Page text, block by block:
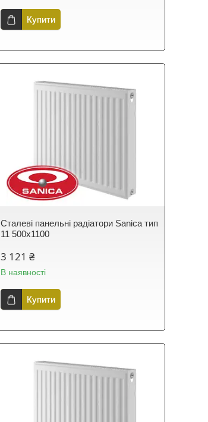
Купити
Сталеві панельні радіатори Sanica тип
11 500х1100
3 121 ₴
В наявності
Купити